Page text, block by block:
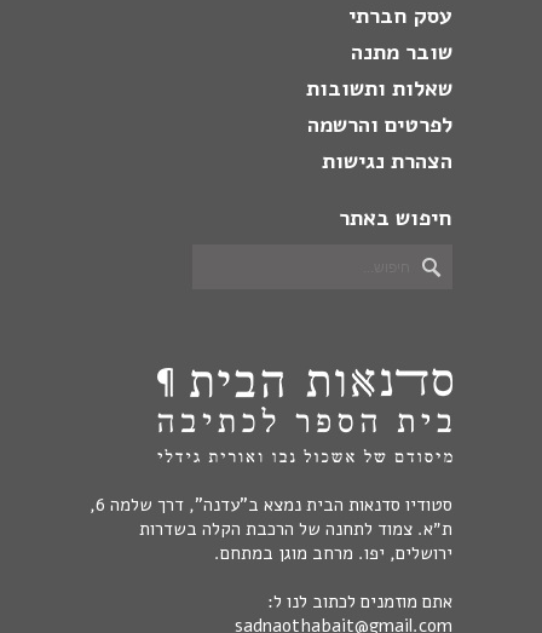
עסק חברתי
שובר מתנה
שאלות ותשובות
לפרטים והרשמה
הצהרת נגישות
חיפוש באתר
סטודיו סדנאות הבית נמצא ב"עדנה", דרך שלמה 6,
ת״א. צמוד לתחנה של הרכבת הקלה בשדרות
ירושלים, יפו. מרחב מוגן במתחם.
אתם מוזמנים לכתוב לנו ל:
sadnaothabait@gmail.com